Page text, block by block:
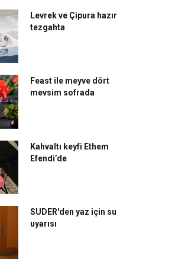
Levrek ve Çipura hazır
tezgahta
Feast ile meyve dört
mevsim sofrada
Kahvaltı keyfi Ethem
Efendi’de
SUDER'den yaz için su
uyarısı